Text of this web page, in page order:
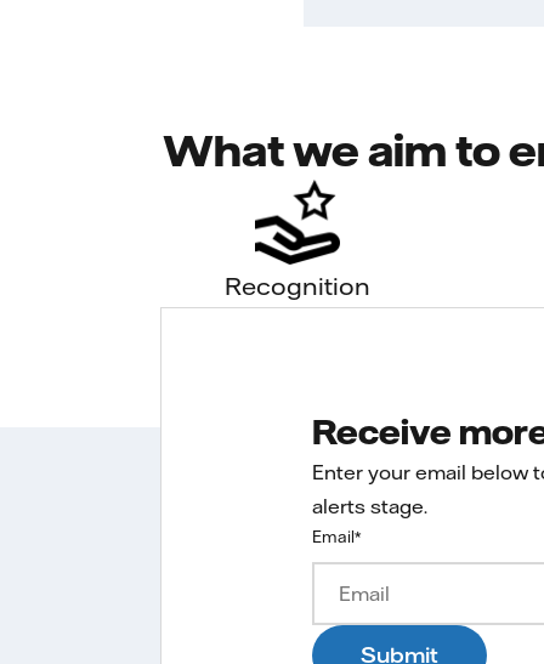
What we aim to
Recognition
Receive
Enter your email below
alerts stage.
Email*
Submit